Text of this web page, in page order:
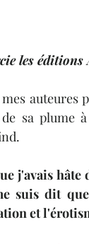
les éditions
auteures
sa plume
j'avais
suis dit
et